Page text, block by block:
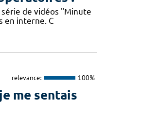
de vidéos "Minute
en interne. C
relevance: 100%
me sentais